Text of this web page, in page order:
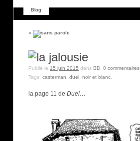
Blog
«
Publié le 15 juin 2015 dans BD 0 commentaires
Tags: casterman duel noir et blanc
la page 11 de Duel…